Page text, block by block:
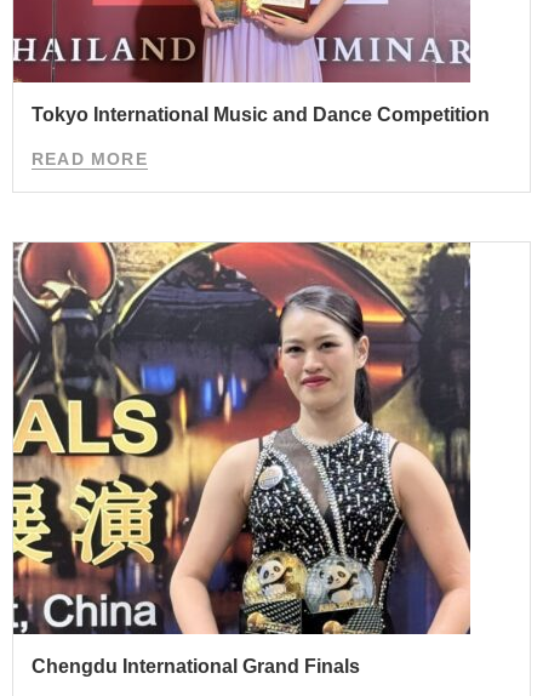
Tokyo International Music and Dance Competition
READ MORE
Chengdu International Grand Finals